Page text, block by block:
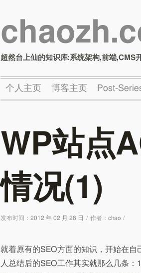
超然台上仙的知识库:系统架构,前端,CMS
个人主页 博客主页 Post-
WP站点
情况(1)
发布时间： 2012 年 02 月 28 日 / 作者： chao /
就着原有的SEO方面的知识，开始在
人总结后的SEO工作其实就那么几条